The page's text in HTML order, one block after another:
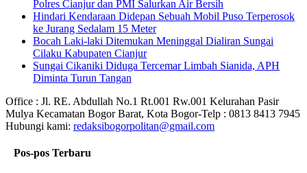
Polres Cianjur dan PMI Salurkan Air Bersih
Hindari Kendaraan Didepan Sebuah Mobil Puso Terperosok
ke Jurang Sedalam 15 Meter
Bocah Laki-laki Ditemukan Meninggal Dialiran Sungai
Cilaku Kabupaten Cianjur
Sungai Cikaniki Diduga Tercemar Limbah Sianida, APH
Diminta Turun Tangan
Office : Jl. RE. Abdullah No.1 Rt.001 Rw.001 Kelurahan Pasir
Mulya Kecamatan Bogor Barat, Kota Bogor-Telp : 0813 8413 7945
Hubungi kami: redaksibogorpolitan@gmail.com
Pos-pos Terbaru